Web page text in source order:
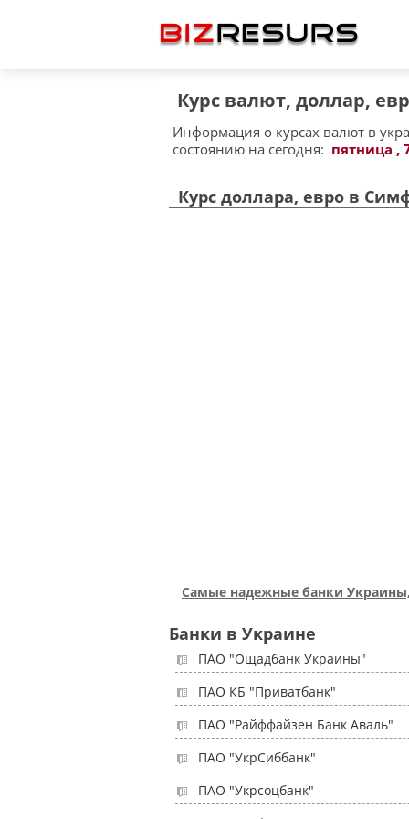
Курс валют, доллар,
Информация о курсах валют в
состоянию на сегодня: пятница ,
Курс доллара, евро в
Самые надежные банки
Банки в Украине
ПАО "Ощадбанк Украины"
ПАО КБ "Приватбанк"
ПАО "Райффайзен Банк Аваль"
ПАО "УкрСиббанк"
ПАО "Укрсоцбанк"